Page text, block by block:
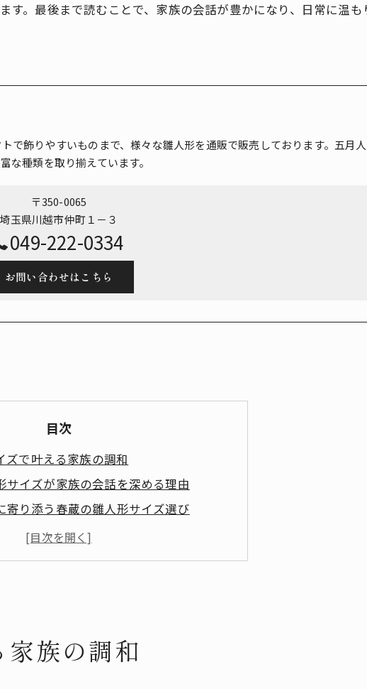
す。最後まで読むことで、家族の会話が豊かになり、日常に温
で飾りやすいものまで、様々な雛人形を通販で販売しております。五月人
な種類を取り揃えています。
〒350-0065
埼玉県川越市仲町１－３
049-222-0334
お問い合わせはこちら
目次
ズで叶える家族の調和
サイズが家族の会話を深める理由
寄り添う春蔵の雛人形サイズ選び
で世代を超えた絆が生まれる瞬間
ズがもたらす家族の新しい思い出
サイズでインテリアに調和させるコツ
族の調和